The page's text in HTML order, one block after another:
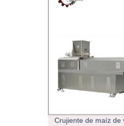
Crujiente de maíz de